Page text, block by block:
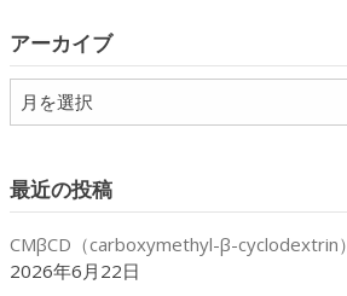
ー
アーカイブ
ア
ー
ブ
最近の投稿
CMβCD（carboxymethyl-β-cyclodextrin）
2026年6月22日